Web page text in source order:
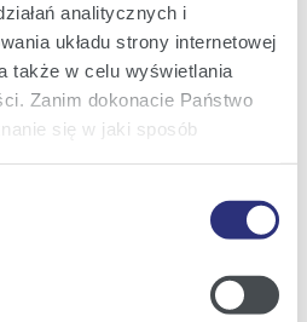
analitycznych i
układu strony internetowej
także w celu wyświetlania
Zanim dokonacie Państwo
się w jaki sposób
na ten temat znajdziecie
Polityce
2023
ogłoszonych przez
wyników aukcji rynku
wyniku aukcji rynku